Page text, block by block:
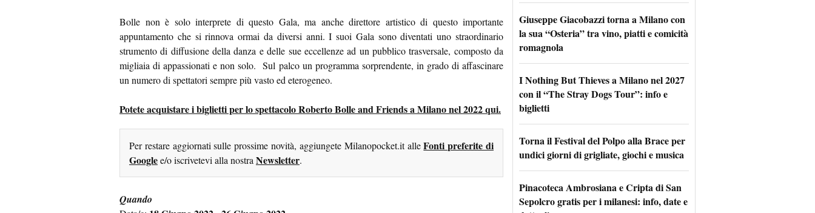
Bolle non è solo interprete di questo Gala, ma anche direttore artistico di questo importante
appuntamento che si rinnova ormai da diversi anni. I suoi Gala sono diventati uno straordinario
strumento di diffusione della danza e delle sue eccellenze ad un pubblico trasversale, composto da
migliaia di appassionati e non solo. Sul palco un programma sorprendente, in grado di affascinare
un numero di spettatori sempre più vasto ed eterogeneo.
Potete acquistare i biglietti per lo spettacolo Roberto Bolle and Friends a Milano nel 2022 qui.
Per restare aggiornati sulle prossime novità, aggiungete Milanopocket.it alleFonti preferite di
Googlee/o iscrivetevi alla nostraNewsletter.
Quando
Giuseppe Giacobazzi torna a Milano con
la sua “Osteria” tra vino, piatti e comicità
romagnola
I Nothing But Thieves a Milano nel 2027
con il “The Stray Dogs Tour”: info e
biglietti
Torna il Festival del Polpo alla Brace per
undici giorni di grigliate, giochi e musica
Pinacoteca Ambrosiana e Cripta di San
Sepolcro gratis per i milanesi: info, date e